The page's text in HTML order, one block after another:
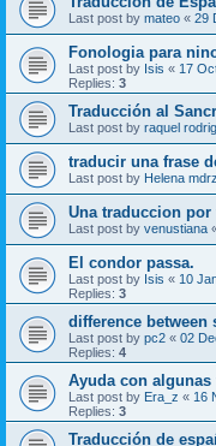
Last post by mateo « 29
Fonologia para
Last post by Isis « 17
Replies: 3
Traducción al
Last post by raquel
traducir una frase
Last post by Helena mdrz
Una traduccion por
Last post by venustiana
El condor passa.
Last post by Isis « 10
Replies: 3
difference between
Last post by pc2 « 02
Replies: 4
Ayuda con algunas
Last post by Era_z « 16
Replies: 3
Traducción de